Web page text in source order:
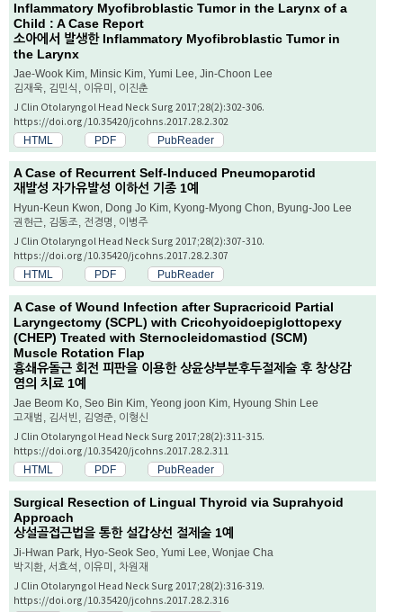
Inflammatory Myofibroblastic Tumor in the Larynx of a
Child : A Case Report
소아에서 발생한 Inflammatory Myofibroblastic Tumor in
the Larynx
Jae-Wook Kim, Minsic Kim, Yumi Lee, Jin-Choon Lee
김재욱, 김민식, 이유미, 이진춘
J Clin Otolaryngol Head Neck Surg 2017;28(2):302-306.
https://doi.org/10.35420/jcohns.2017.28.2.302
HTML PDF PubReader
A Case of Recurrent Self-Induced Pneumoparotid
재발성 자가유발성 이하선 기종 1예
Hyun-Keun Kwon, Dong Jo Kim, Kyong-Myong Chon, Byung-Joo Lee
권현근, 김동조, 전경명, 이병주
J Clin Otolaryngol Head Neck Surg 2017;28(2):307-310.
https://doi.org/10.35420/jcohns.2017.28.2.307
HTML PDF PubReader
A Case of Wound Infection after Supracricoid Partial
Laryngectomy (SCPL) with Cricohyoidoepiglottopexy
(CHEP) Treated with Sternocleidomastiod (SCM)
Muscle Rotation Flap
흉쇄유돌근 회전 피판을 이용한 상윤상부분후두절제술 후 창상감
염의 치료 1예
Jae Beom Ko, Seo Bin Kim, Yeong joon Kim, Hyoung Shin Lee
고재범, 김서빈, 김영준, 이형신
J Clin Otolaryngol Head Neck Surg 2017;28(2):311-315.
https://doi.org/10.35420/jcohns.2017.28.2.311
HTML PDF PubReader
Surgical Resection of Lingual Thyroid via Suprahyoid
Approach
상설골접근법을 통한 설갑상선 절제술 1예
Ji-Hwan Park, Hyo-Seok Seo, Yumi Lee, Wonjae Cha
박지환, 서효석, 이유미, 차원재
J Clin Otolaryngol Head Neck Surg 2017;28(2):316-319.
https://doi.org/10.35420/jcohns.2017.28.2.316